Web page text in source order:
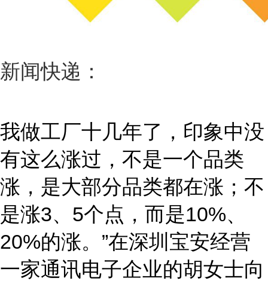
新闻快递：
我做工厂十几年了，印象中没
有这么涨过，不是一个品类
涨，是大部分品类都在涨；不
是涨3、5个点，而是10%、
20%的涨。”在深圳宝安经营
一家通讯电子企业的胡女士向